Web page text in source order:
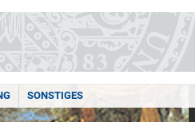
SONSTIGES